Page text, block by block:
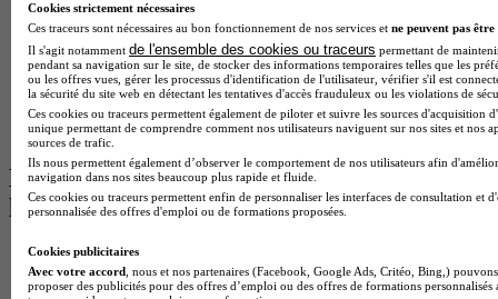
BTS Tourisme à Toulouse
Licence Psychologie à Lille
Master Informatique à Paris
BTS Communication à Bordeaux
Master Psychologie à Angers
BTS Communication à Lyon
BTS Ndrc à Lyon
Les intitulés de diplôme par alternance
les plus recherchés
BTS Esf en alternance
BTS Dietetique en alternance
Cookies strictement nécessaires
Ces traceurs sont nécessaires au bon fonctionnement de nos services et ne peuvent pas être
Il s'agit notamment de l'ensemble des cookies ou traceurs permettant de
pendant sa navigation sur le site, de stocker des informations temporaires telles que les
ou les offres vues, gérer les processus d'identification de l'utilisateur, vérifier s'il est
la sécurité du site web en détectant les tentatives d'accès frauduleux ou les violations de
Ces cookies ou traceurs permettent également de piloter et suivre les sources d'acquisition
unique permettant de comprendre comment nos utilisateurs naviguent sur nos sites et nos
sources de trafic.
Ils nous permettent également d’observer le comportement de nos utilisateurs afin
navigation dans nos sites beaucoup plus rapide et fluide.
Ces cookies ou traceurs permettent enfin de personnaliser les interfaces de consultation et
personnalisée des offres d'emploi ou de formations proposées.
Cookies publicitaires
Avec votre accord , nous et nos partenaires (Facebook, Google Ads, Critéo, Bing,)
proposer des publicités pour des offres d’emploi ou des offres de formations